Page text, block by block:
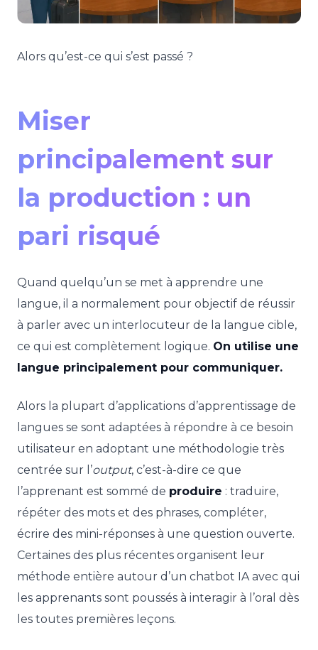
Alors qu’est-ce qui s’est passé ?
Miser
principalement sur
la production : un
pari risqué
Quand quelqu’un se met à apprendre une
langue, il a normalement pour objectif de réussir
à parler avec un interlocuteur de la langue cible,
ce qui est complètement logique. On utilise une
langue principalement pour communiquer.
Alors la plupart d’applications d’apprentissage de
langues se sont adaptées à répondre à ce besoin
utilisateur en adoptant une méthodologie très
centrée sur l’output, c’est-à-dire ce que
l’apprenant est sommé de produire : traduire,
répéter des mots et des phrases, compléter,
écrire des mini-réponses à une question ouverte.
Certaines des plus récentes organisent leur
méthode entière autour d’un chatbot IA avec qui
les apprenants sont poussés à interagir à l’oral dès
les toutes premières leçons.